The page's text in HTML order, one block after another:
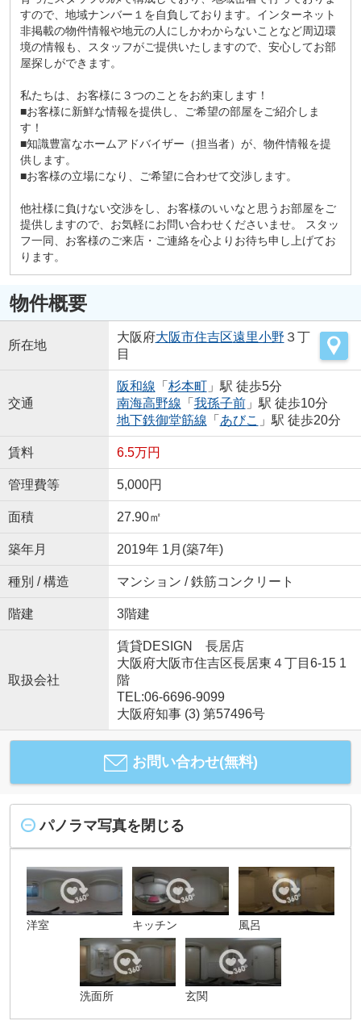
すので、地域ナンバー１を自負しております。インターネット
非掲載の物件情報や地元の人にしかわからないことなど周辺環
境の情報も、スタッフがご提供いたしますので、安心してお部
屋探しができます。
私たちは、お客様に３つのことをお約束します！
■お客様に新鮮な情報を提供し、ご希望の部屋をご紹介しま
す！
■知識豊富なホームアドバイザー（担当者）が、物件情報を提
供します。
■お客様の立場になり、ご希望に合わせて交渉します。
他社様に負けない交渉をし、お客様のいいなと思うお部屋をご
提供しますので、お気軽にお問い合わせくださいませ。 スタッ
フ一同、お客様のご来店・ご連絡を心よりお待ち申し上げてお
ります。
物件概要
所在地
大阪府大阪市住吉区遠里小野 ３丁
目
交通
阪和線 「 杉本町」駅 徒歩5分
南海高野線 「 我孫子前」駅 徒歩10分
地下鉄御堂筋線 「 あびこ 」駅 徒歩20分
賃料 6.5万円
管理費等 5,000円
面積 27.90㎡
築年月 2019年 1月(築7年)
種別 / 構造 マンション / 鉄筋コンクリート
階建 3階建
取扱会社
賃貸DESIGN 長居店
大阪府大阪市住吉区長居東４丁目6-15 1
階
TEL:06-6696-9099
大阪府知事 (3) 第57496号
お問い合わせ(無料)
パノラマ写真を閉じる
洋室 キッチン 風呂
洗面所 玄関